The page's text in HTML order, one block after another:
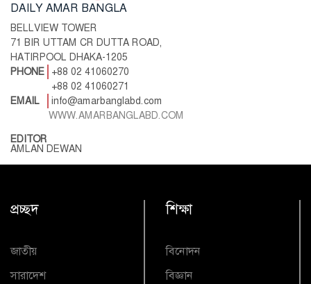
DAILY AMAR BANGLA
BELLVIEW TOWER
71 BIR UTTAM CR DUTTA ROAD,
HATIRPOOL DHAKA-1205
PHONE
+88 02 41060270
+88 02 41060271
EMAIL
info@amarbanglabd.com
WWW.AMARBANGLABD.COM
EDITOR
AMLAN DEWAN
প্রচ্ছদ
জাতীয়
সারাদেশ
শিক্ষা
বিনোদন
বিজ্ঞান